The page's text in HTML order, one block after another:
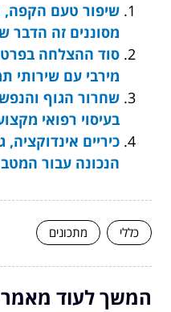
שיפור טעם הקפה,
מסוננים זה הדבר
סוד ההצלחה
מירבי עם שירותי
שחרור הגוף
בעיסוי רפואי
כיריים
הנכונה עבור
כללי מתכונים
המשך לעוד